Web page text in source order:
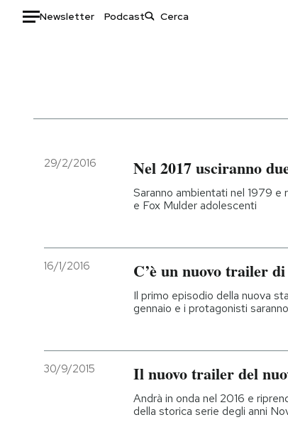
Newsletter Podcast
Italia
Politica
Economia
Moda
Ok Boomer!
29/2/2016 Nel 2017 usciranno
Saranno ambientati nel 1979 e
e Fox Mulder adolescenti
16/1/2016 C’è un nuovo trailer
Il primo episodio della nuova
gennaio e i protagonisti
30/9/2015 Il nuovo trailer del
Andrà in onda nel 2016 e
della storica serie degli anni